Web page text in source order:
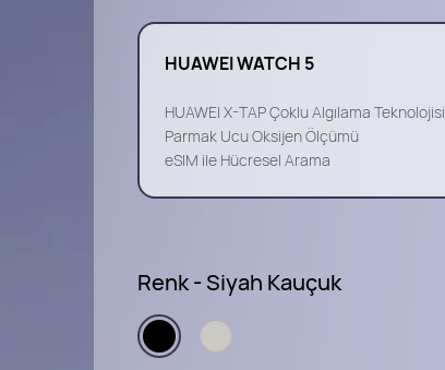
HUAWEI WATCH 5
HUAWEI X-TAP Çoklu Algılama Teknolojisi
Parmak Ucu Oksijen Ölçümü
eSIM ile Hücresel Arama
Renk - Siyah Kauçuk